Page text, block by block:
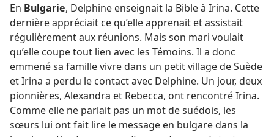
En Bulgarie, Delphine enseignait la Bible à Irina. Cette
dernière appréciait ce qu’elle apprenait et assistait
régulièrement aux réunions. Mais son mari voulait
qu’elle coupe tout lien avec les Témoins. Il a donc
emmené sa famille vivre dans un petit village de Suède
et Irina a perdu le contact avec Delphine. Un jour, deux
pionnières, Alexandra et Rebecca, ont rencontré Irina.
Comme elle ne parlait pas un mot de suédois, les
sœurs lui ont fait lire le message en bulgare dans la